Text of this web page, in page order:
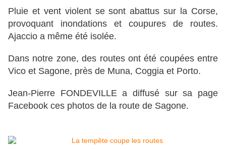
Pluie et vent violent se sont abattus sur la Corse,
provoquant inondations et coupures de routes.
Ajaccio a même été isolée.
Dans notre zone, des routes ont été coupées entre
Vico et Sagone, près de Muna, Coggia et Porto.
Jean-Pierre FONDEVILLE a diffusé sur sa page
Facebook ces photos de la route de Sagone.